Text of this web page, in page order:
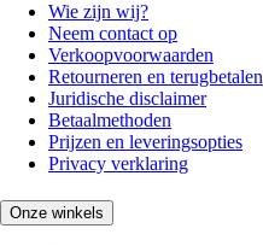
Wie zijn wij?
Neem contact op
Verkoopvoorwaarden
Retourneren en terugbetalen
Juridische disclaimer
Betaalmethoden
Prijzen en leveringsopties
Privacy verklaring
Onze winkels